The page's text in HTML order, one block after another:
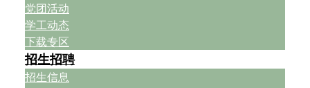
党团活动
学工动态
下载专区
招生招聘
招生信息